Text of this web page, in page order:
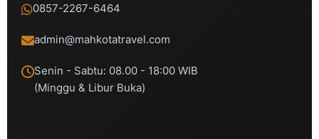
0857-2267-6464
admin@mahkotatravel.com
Senin - Sabtu: 08.00 - 18:00 WIB
(Minggu & Libur Buka)